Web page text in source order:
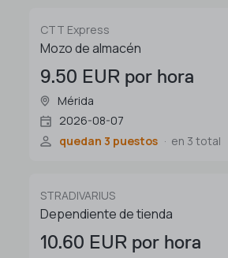
CTT Express
Mozo de almacén
9.50 EUR por hora
Mérida
2026-08-07
quedan 3 puestos
en 3 total
STRADIVARIUS
Dependiente de tienda
10.60 EUR por hora